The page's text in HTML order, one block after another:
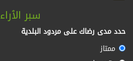
سبر الٱراء
حدد مدى رضاك على مردود البلدية
ممتاز